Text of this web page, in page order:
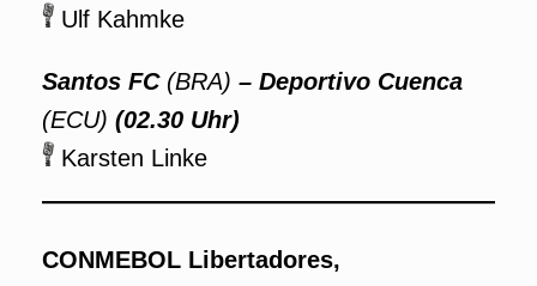
Ulf Kahmke
Santos FC (BRA) – Deportivo Cuenca
(ECU) (02.30 Uhr)
Karsten Linke
CONMEBOL Libertadores,